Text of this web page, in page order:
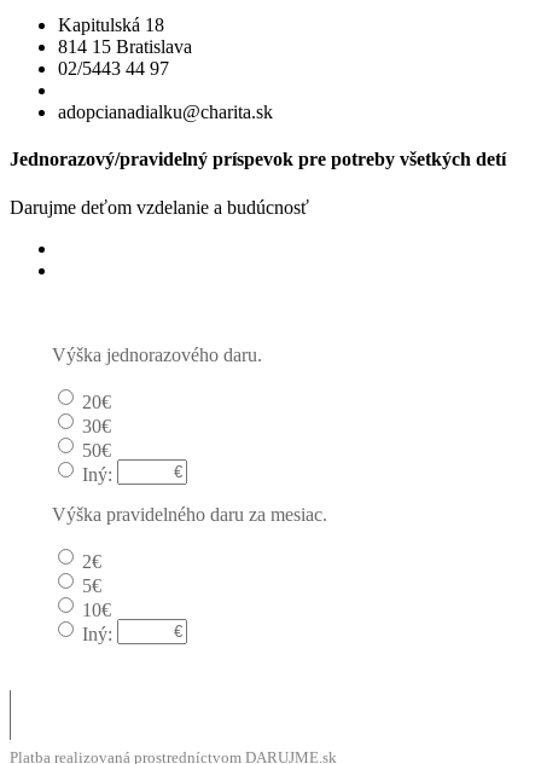
Kapitulská 18
814 15 Bratislava
02/5443 44 97
adopcianadialku@charita.sk
Jednorazový/pravidelný príspevok pre potreby všetkých detí
Darujme deťom vzdelanie a budúcnosť
Výška jednorazového daru.
20€
30€
50€
Iný:
Výška pravidelného daru za mesiac.
2€
5€
10€
Iný:
Platba realizovaná prostredníctvom DARUJME.sk